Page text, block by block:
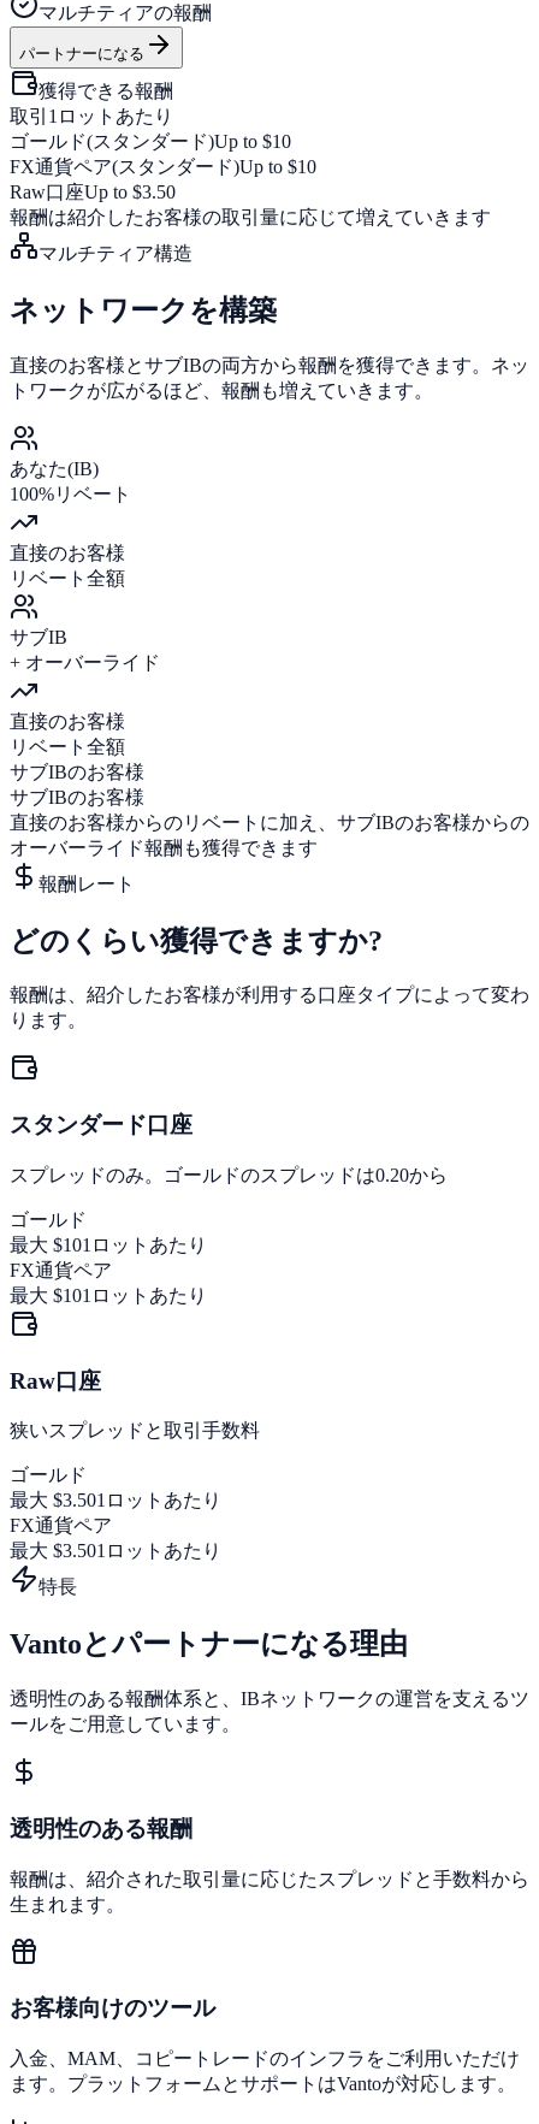
マルチティアの報酬
パートナーになる
獲得できる報酬
取引1ロットあたり
ゴールド(スタンダード)Up to $10
FX通貨ペア(スタンダード)Up to $10
Raw口座Up to $3.50
報酬は紹介したお客様の取引量に応じて増えていきます
マルチティア構造
ネットワークを構築
直接のお客様とサブIBの両方から報酬を獲得できます。ネッ
トワークが広がるほど、報酬も増えていきます。
あなた(IB)
100%リベート
直接のお客様
リベート全額
サブIB
+ オーバーライド
直接のお客様
リベート全額
サブIBのお客様
サブIBのお客様
直接のお客様からのリベートに加え、サブIBのお客様からの
オーバーライド報酬も獲得できます
報酬レート
どのくらい獲得できますか?
報酬は、紹介したお客様が利用する口座タイプによって変わ
ります。
スタンダード口座
スプレッドのみ。ゴールドのスプレッドは0.20から
ゴールド
最大 $101ロットあたり
FX通貨ペア
最大 $101ロットあたり
Raw口座
狭いスプレッドと取引手数料
ゴールド
最大 $3.501ロットあたり
FX通貨ペア
最大 $3.501ロットあたり
特長
Vantoとパートナーになる理由
透明性のある報酬体系と、IBネットワークの運営を支えるツ
ールをご用意しています。
透明性のある報酬
報酬は、紹介された取引量に応じたスプレッドと手数料から
生まれます。
お客様向けのツール
入金、MAM、コピートレードのインフラをご利用いただけ
ます。プラットフォームとサポートはVantoが対応します。